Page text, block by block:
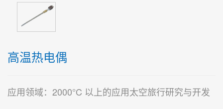
高温热电偶
应用领域：2000°C 以上的应用太空旅行研究与开发